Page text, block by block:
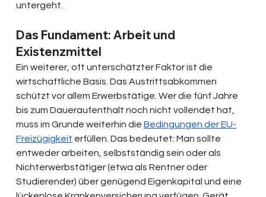
untergeht.
Das Fundament: Arbeit und
Existenzmittel
Ein weiterer, oft unterschätzter Faktor ist die
wirtschaftliche Basis. Das Austrittsabkommen
schützt vor allem Erwerbstätige. Wer die fünf Jahre
bis zum Daueraufenthalt noch nicht vollendet hat,
muss im Grunde weiterhin die Bedingungen der EU-
Freizügigkeit erfüllen. Das bedeutet: Man sollte
entweder arbeiten, selbstständig sein oder als
Nichterwerbstätiger (etwa als Rentner oder
Studierender) über genügend Eigenkapital und eine